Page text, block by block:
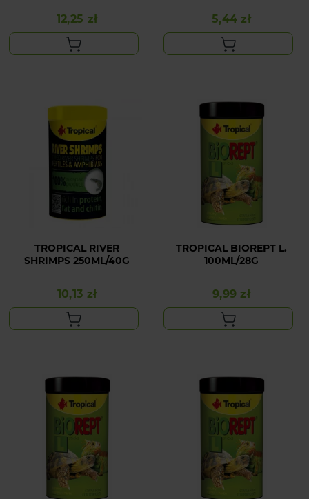
Cena
12,25 zł Cena
5,44 zł
TROPICAL RIVER
SHRIMPS 250ML/40G
Cena
10,13 zł
TROPICAL BIOREPT L.
100ML/28G
Cena
9,99 zł